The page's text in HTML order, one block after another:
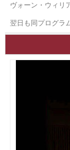
ヴォーン・ウィリ
翌日も同プログ